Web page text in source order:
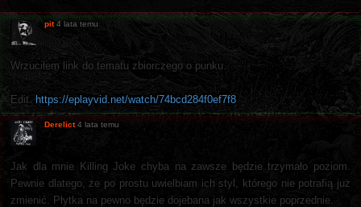
pit 4 lata temu
Wrzuciłem link do tematu zbiorczego o punku.
Edit. https://eplayvid.net/watch/74bcd284f0ef7f8
Derelict 4 lata temu
Jak dla mnie Killing Joke chyba na zawsze będzie trzymało poziom.
Pewnie dlatego, że po prostu uwielbiam ich styl, którego nie potrafią już
zmienić. Płytka na pewno będzie dojebana jak wszystkie poprzednie.